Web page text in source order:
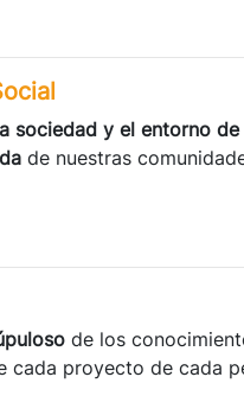
sociedad y el entorno de
de nuestras
de los
cada proyecto de cada